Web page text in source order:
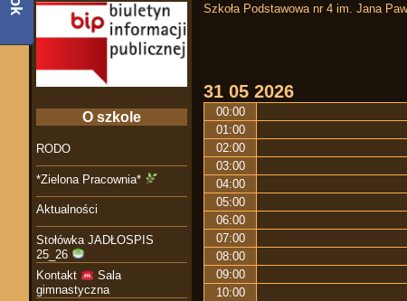
Szkoła Podstawowa nr 4 im. Jana
31 05 2026
00:00
01:00
02:00
03:00
04:00
05:00
06:00
07:00
08:00
09:00
10:00
O szkole
RODO
*Zielona Pracownia*
Aktualności
Stołówka JADŁOSPIS
25_26
Kontakt
Sala
gimnastyczna